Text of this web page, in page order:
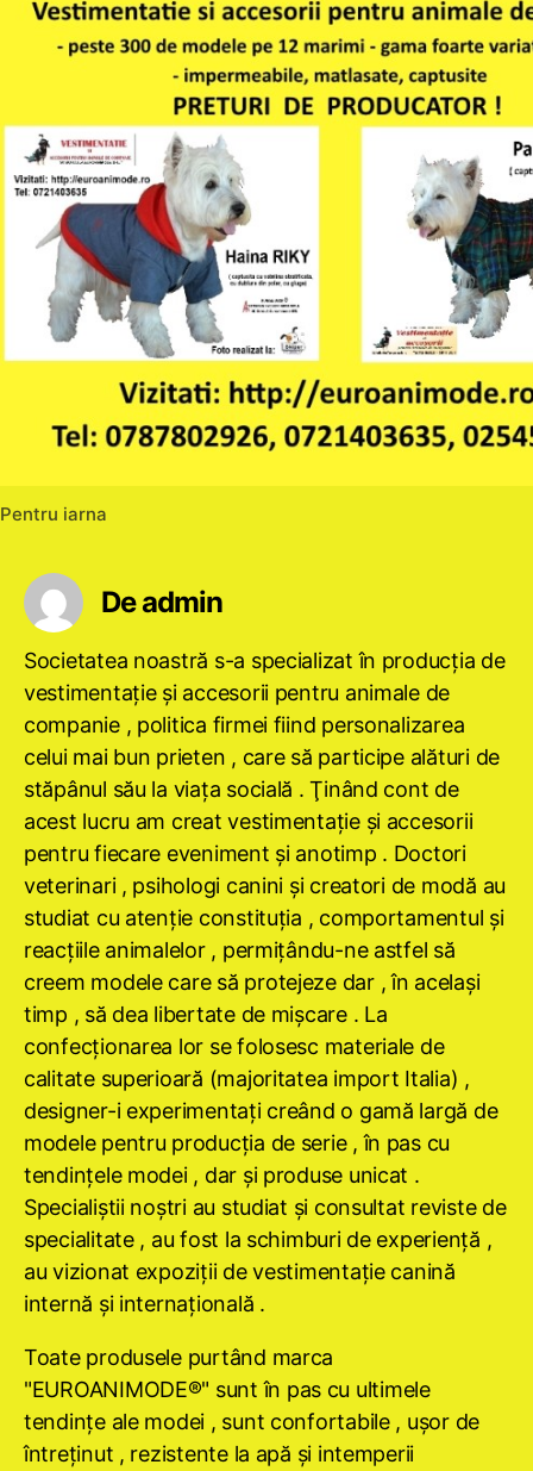
Pentru iarna
De admin
Societatea noastră s-a specializat în producţia de
vestimentaţie şi accesorii pentru animale de
companie , politica firmei fiind personalizarea
celui mai bun prieten , care să participe alături de
stăpânul său la viaţa socială . Ţinând cont de
acest lucru am creat vestimentaţie şi accesorii
pentru fiecare eveniment şi anotimp . Doctori
veterinari , psihologi canini şi creatori de modă au
studiat cu atenţie constituţia , comportamentul şi
reacţiile animalelor , permiţându-ne astfel să
creem modele care să protejeze dar , în acelaşi
timp , să dea libertate de mişcare . La
confecţionarea lor se folosesc materiale de
calitate superioară (majoritatea import Italia) ,
designer-i experimentaţi creând o gamă largă de
modele pentru producţia de serie , în pas cu
tendinţele modei , dar şi produse unicat .
Specialiştii noştri au studiat şi consultat reviste de
specialitate , au fost la schimburi de experienţă ,
au vizionat expoziţii de vestimentaţie canină
internă şi internaţională .
Toate produsele purtând marca
"EUROANIMODE®" sunt în pas cu ultimele
tendinţe ale modei , sunt confortabile , uşor de
întreţinut , rezistente la apă şi intemperii